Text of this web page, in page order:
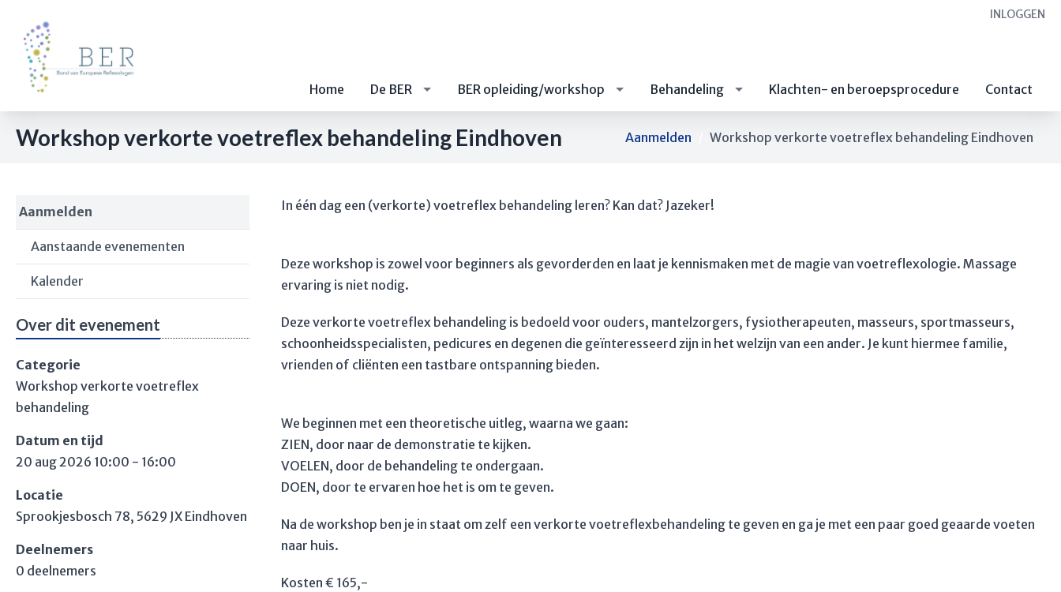
INLOGGEN
Home De BER BER opleiding/workshop Behandeling Klachten- en beroepsprocedure Contact
Aanmelden Workshop verkorte voetreflex behandeling Eindhoven
Workshop verkorte voetreflex behandeling Eindhoven
Aanmelden
Aanstaande evenementen
Kalender
Over dit evenement
Categorie
Workshop verkorte voetreflex
behandeling
Datum en tijd
20 aug 2026 10:00 - 16:00
Locatie
Sprookjesbosch 78, 5629 JX Eindhoven
Deelnemers
0 deelnemers
In één dag een (verkorte) voetreflex behandeling leren? Kan dat? Jazeker!
Deze workshop is zowel voor beginners als gevorderden en laat je kennismaken met de magie van voetreflexologie. Massage
ervaring is niet nodig.
Deze verkorte voetreflex behandeling is bedoeld voor ouders, mantelzorgers, fysiotherapeuten, masseurs, sportmasseurs,
schoonheidsspecialisten, pedicures en degenen die geïnteresseerd zijn in het welzijn van een ander. Je kunt hiermee familie,
vrienden of cliënten een tastbare ontspanning bieden.
We beginnen met een theoretische uitleg, waarna we gaan:
ZIEN, door naar de demonstratie te kijken.
VOELEN, door de behandeling te ondergaan.
DOEN, door te ervaren hoe het is om te geven.
Na de workshop ben je in staat om zelf een verkorte voetreflexbehandeling te geven en ga je met een paar goed geaarde voeten
naar huis.
Kosten € 165,-